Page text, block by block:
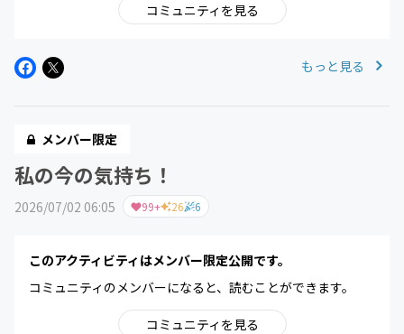
コミュニティを見る
もっと見る
メンバー限定
私の今の気持ち！
2026/07/02 06:05 99+ 26 6
このアクティビティはメンバー限定公開です。
コミュニティのメンバーになると、読むことができます。
コミュニティを見る